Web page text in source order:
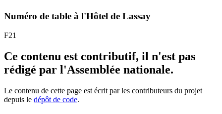
Numéro de table à l'Hôtel de Lassay
F21
Ce contenu est contributif, il n'est pas
rédigé par l'Assemblée nationale.
Le contenu de cette page est écrit par les contributeurs du projet
depuis le dépôt de code.